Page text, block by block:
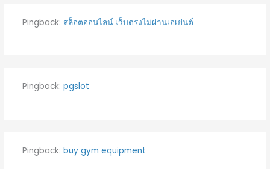
Pingback: สล็อตออนไลน์ เว็บตรงไม่ผ่านเอเย่นต์
Pingback: pgslot
Pingback: buy gym equipment